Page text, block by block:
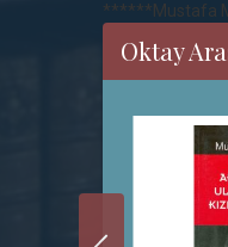
******Mustafa
Oktay